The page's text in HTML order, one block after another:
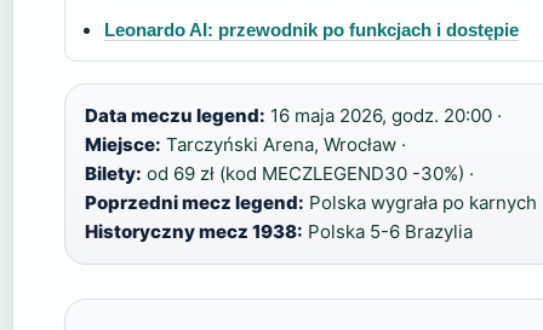
Leonardo AI: przewodnik po funkcjach i dostępie
Data meczu legend: 16 maja 2026, godz. 20:00 ·
Miejsce: Tarczyński Arena, Wrocław ·
Bilety: od 69 zł (kod MECZLEGEND30 -30%) ·
Poprzedni mecz legend: Polska wygrała po karnych
Historyczny mecz 1938: Polska 5-6 Brazylia